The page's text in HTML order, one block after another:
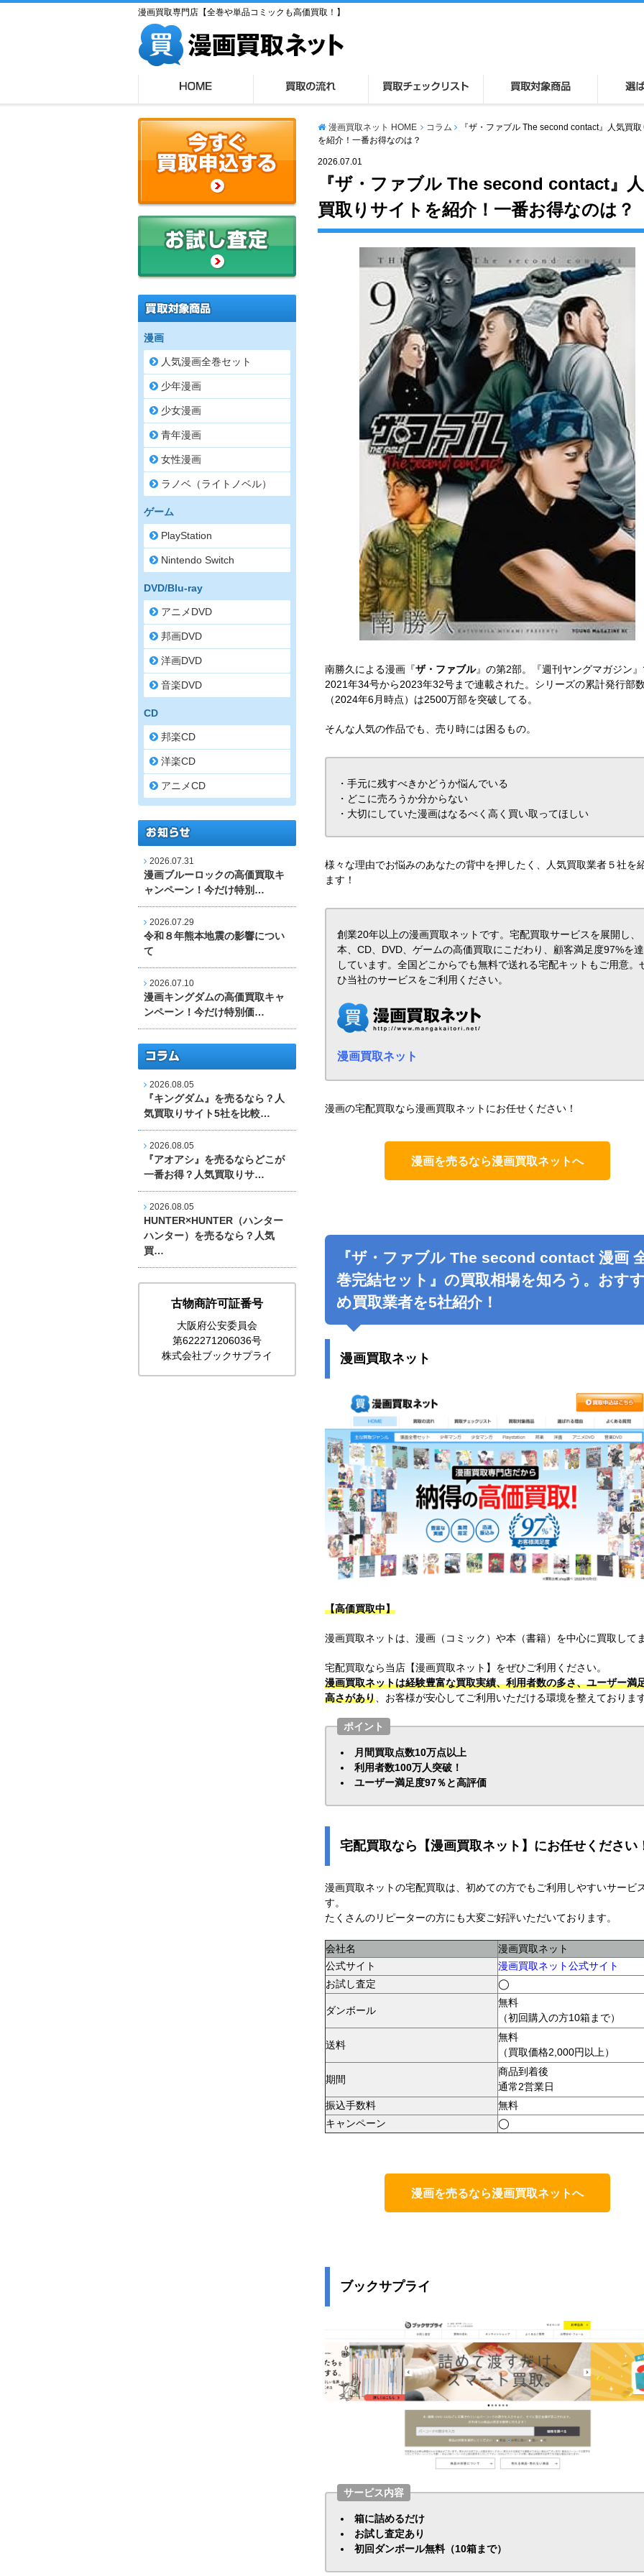
漫画買取専門店【全巻や単品コミックも高価買取！】
漫画買取ネット HOME コラム
『ザ・ファブル The second contact』人気買
を紹介！一番お得なのは？
2026.07.01
『ザ・ファブル The second contact』
買取りサイトを紹介！一番お得なのは？
南勝久による漫画『ザ・ファブル』の第2部。『週刊ヤングマガジン
2021年34号から2023年32号まで連載された。シリーズの累計発行部
（2024年6月時点）は2500万部を突破してる。
そんな人気の作品でも、売り時には困るもの。
・手元に残すべきかどうか悩んでいる
・どこに売ろうか分からない
・大切にしていた漫画はなるべく高く買い取ってほしい
様々な理由でお悩みのあなたの背中を押したく、人気買取業者５社を
ます！
創業20年以上の漫画買取ネットです。宅配買取サービスを展開し、
本、CD、DVD、ゲームの高価買取にこだわり、顧客満足度97%を
しています。全国どこからでも無料で送れる宅配キットもご用意。
ひ当社のサービスをご利用ください。
漫画買取ネット
漫画の宅配買取なら漫画買取ネットにお任せください！
漫画を売るなら漫画買取ネットへ
『ザ・ファブル The second contact 漫画
巻完結セット』の買取相場を知ろう。おす
め買取業者を5社紹介！
漫画買取ネット
【高価買取中】
漫画買取ネットは、漫画（コミック）や本（書籍）を中心に買取して
宅配買取なら当店【漫画買取ネット】をぜひご利用ください。
漫画買取ネットは経験豊富な買取実績、利用者数の多さ、ユーザー満
高さがあり、お客様が安心してご利用いただける環境を整えておりま
ポイント
月間買取点数10万点以上
利用者数100万人突破！
ユーザー満足度97％と高評価
宅配買取なら【漫画買取ネット】にお任せください
漫画買取ネットの宅配買取は、初めての方でもご利用しやすいサービ
す。
たくさんのリピーターの方にも大変ご好評いただいております。
会社名
漫画買取ネット
公式サイト
漫画買取ネット公式サイト
お試し査定
◯
ダンボール
無料
（初回購入の方10箱まで）
送料
無料
（買取価格2,000円以上）
期間
商品到着後
通常2営業日
振込手数料
無料
キャンペーン
◯
漫画を売るなら漫画買取ネットへ
ブックサプライ
サービス内容
箱に詰めるだけ
お試し査定あり
初回ダンボール無料（10箱まで）
漫画
人気漫画全巻セット
少年漫画
少女漫画
青年漫画
女性漫画
ラノベ（ライトノベル）
ゲーム
PlayStation
Nintendo Switch
DVD/Blu-ray
アニメDVD
邦画DVD
洋画DVD
音楽DVD
CD
邦楽CD
洋楽CD
アニメCD
2026.07.31
漫画ブルーロックの高価買取キ
ャンペーン！今だけ特別…
2026.07.29
令和８年熊本地震の影響につい
て
2026.07.10
漫画キングダムの高価買取キャ
ンペーン！今だけ特別価…
2026.08.05
『キングダム』を売るなら？人
気買取りサイト5社を比較…
2026.08.05
『アオアシ』を売るならどこが
一番お得？人気買取りサ…
2026.08.05
HUNTER×HUNTER（ハンター
ハンター）を売るなら？人気
買…
古物商許可証番号
大阪府公安委員会
第622271206036号
株式会社ブックサプライ